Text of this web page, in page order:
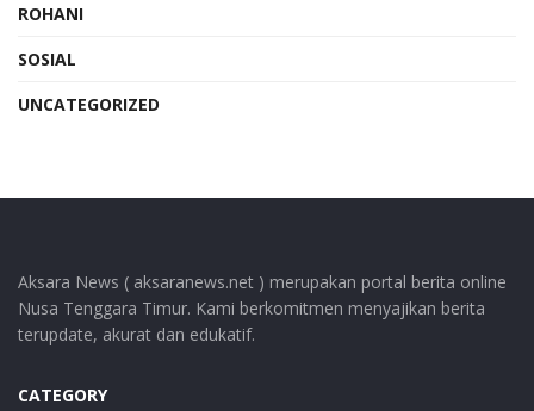
ROHANI
SOSIAL
UNCATEGORIZED
Aksara News ( aksaranews.net ) merupakan portal berita online
Nusa Tenggara Timur. Kami berkomitmen menyajikan berita
terupdate, akurat dan edukatif.
CATEGORY